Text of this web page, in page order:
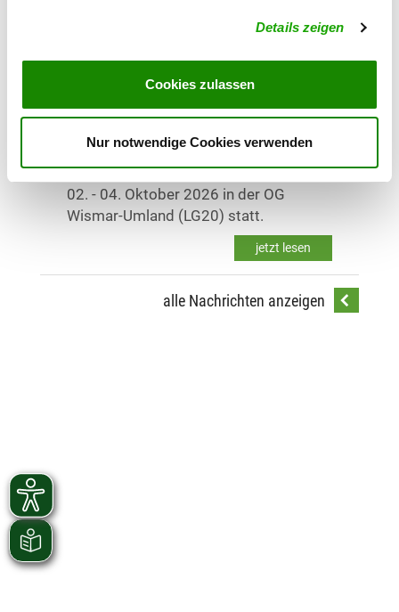
Details zeigen
Cookies zulassen
Nur notwendige Cookies verwenden
jetzt lesen
08.01.2026 - 15:41 Uhr
BLH 2026
Das Bundesleistungshüten findet vom
02. - 04. Oktober 2026 in der OG
Wismar-Umland (LG20) statt.
jetzt lesen
alle Nachrichten anzeigen